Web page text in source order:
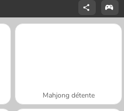
Mahjong détente